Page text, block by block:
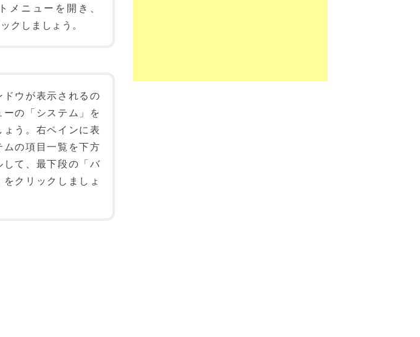
メニューを開き、
クしましょう。
ドウが表示されるの
の「システム」を
う。右ペインに表
の項目一覧を下方
て、最下段の「バ
クリックしましょ